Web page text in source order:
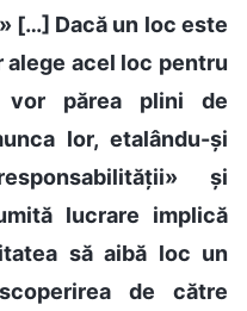
[…] Dacă un loc este
acel loc pentru
vor părea plini de
lor, etalându-și
și
lucrare implică
să aibă loc un
de către